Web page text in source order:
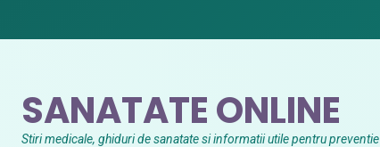
SANATATE ONLINE
Stiri medicale, ghiduri de sanatate si informatii utile pentru preventie